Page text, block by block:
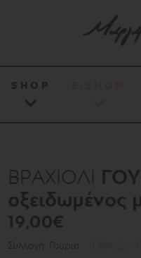
SHOP
ΒΡΑΧΙΟΛΙ
οξειδωμένος
19,00€
Συλλογή: Γούρια